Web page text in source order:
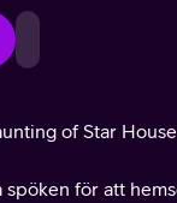
of Star
för att